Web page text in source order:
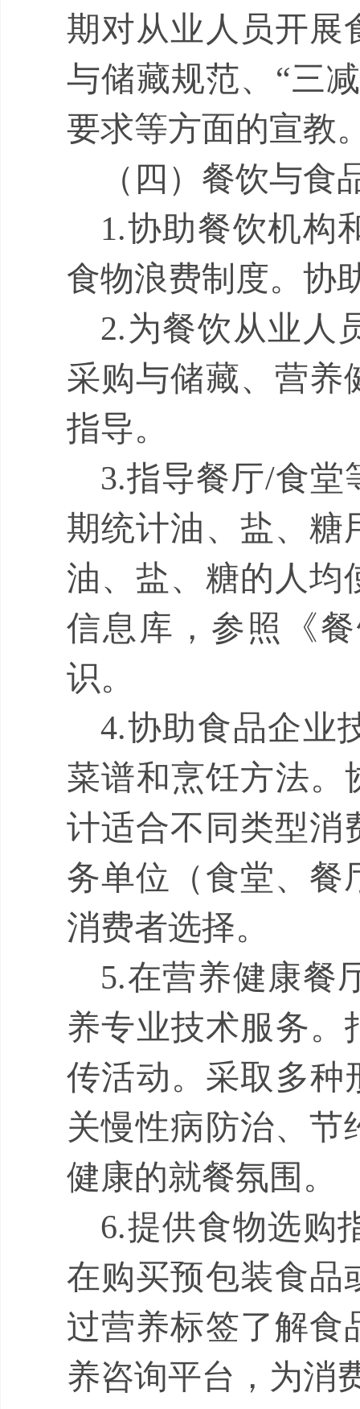
期对从业人员开展
与储藏规范、 “三
要求等方面的宣教
（四）餐饮与食
1.协助餐饮机构
食物浪费制度。协
2.为餐饮从业人
采购与储藏、营养
指导。
3.指导餐厅/食堂
期统计油、盐、糖
油、盐、糖的人均
信息库， 参照《
识。
4.协助食品企业
菜谱和烹饪方法。
计适合不同类型消
务单位（食堂、餐
消费者选择。
5.在营养健康餐
养专业技术服务。
传活动。采取多种
关慢性病防治、节
健康的就餐氛围。
6.提供食物选购
在购买预包装食品
过营养标签了解食
养咨询平台，为消